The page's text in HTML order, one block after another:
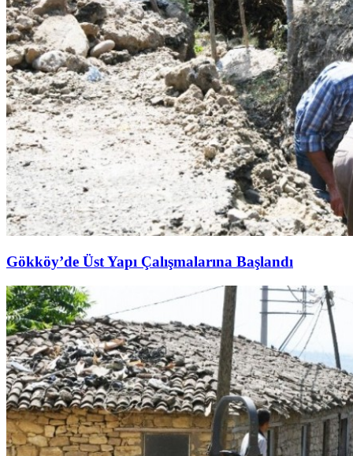
Gökköy’de Üst Yapı Çalışmalarına Başlandı